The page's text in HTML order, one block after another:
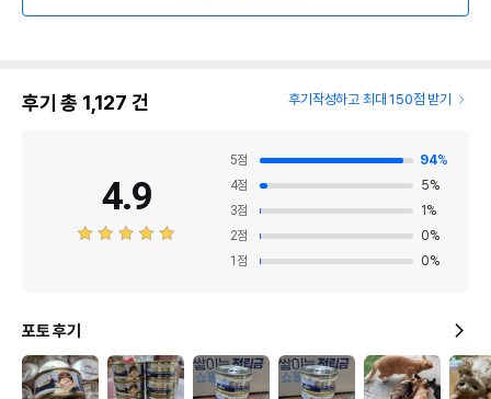
후기 총 1,127 건 후기작성하고 최대 150점 받기
4.9
5점 94%
4점 5%
3점 1 %
2점 0%
1 점 0%
포토 후기